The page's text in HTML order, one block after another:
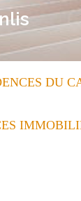
DU